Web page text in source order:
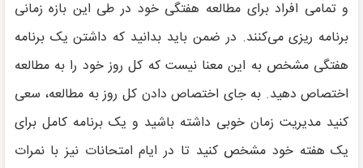
و تمامی افراد برای مطالعه هفتگی خود در طی این بازه زمانی
برنامه ریزی می‌کنند. در ضمن باید بدانید که داشتن یک برنامه
هفتگی مشخص به این معنا نیست که کل روز خود را به مطالعه
اختصاص دهید. به جای اختصاص دادن کل روز به مطالعه، سعی
کنید مدیریت زمان خوبی داشته باشید و یک برنامه کامل برای
یک هفته خود مشخص کنید تا در ایام امتحانات نیز با نمرات